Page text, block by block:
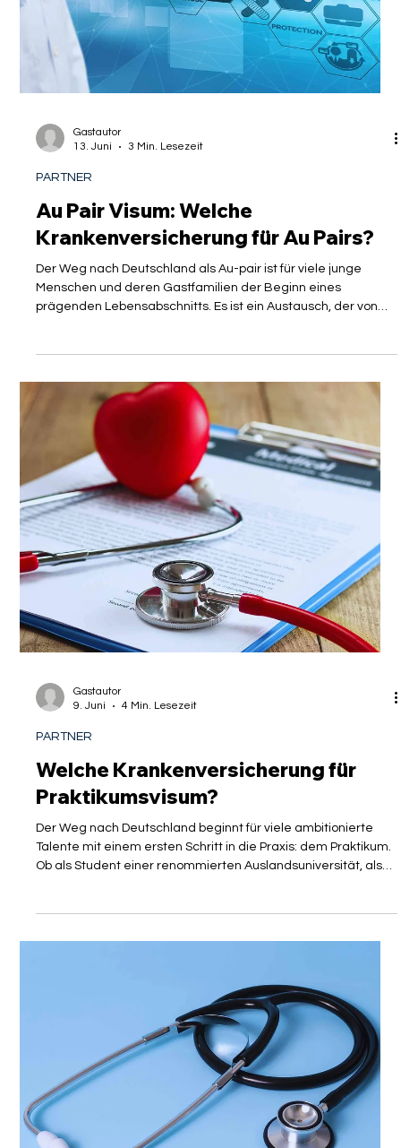
Anträge bei den deutschen Auslandsvertretungen immer
wieder verzögern oder gar scheite
Au Pair Visum: Welche
Krankenversicherung für Au Pairs?
Der Weg nach Deutschland als Au-pair ist für viele junge
Menschen und deren Gastfamilien der Beginn eines
prägenden Lebensabschnitts. Es ist ein Austausch, der von
kultureller Neugier und gegenseitiger Unterstützung lebt.
Doch bevor der erste Koffer gepackt oder das Kinderzimmer
vorbereitet wird, steht die bürokratische Absicherung im
Vordergrund. Insbesondere die Frage der gesundheitlichen
Absicherung ist kein bloßes Detail, sondern eine
fundamentale Voraussetzung für die Er
Welche Krankenversicherung für
Praktikumsvisum?
Der Weg nach Deutschland beginnt für viele ambitionierte
Talente mit einem ersten Schritt in die Praxis: dem Praktikum.
Ob als Student einer renommierten Auslandsuniversität, als
Absolvent auf der Suche nach internationaler Erfahrung oder
als angehende Fachkraft, die den deutschen Arbeitsmarkt
kennenlernen möchte – ein Praktikum ist oft das Sprungbrett